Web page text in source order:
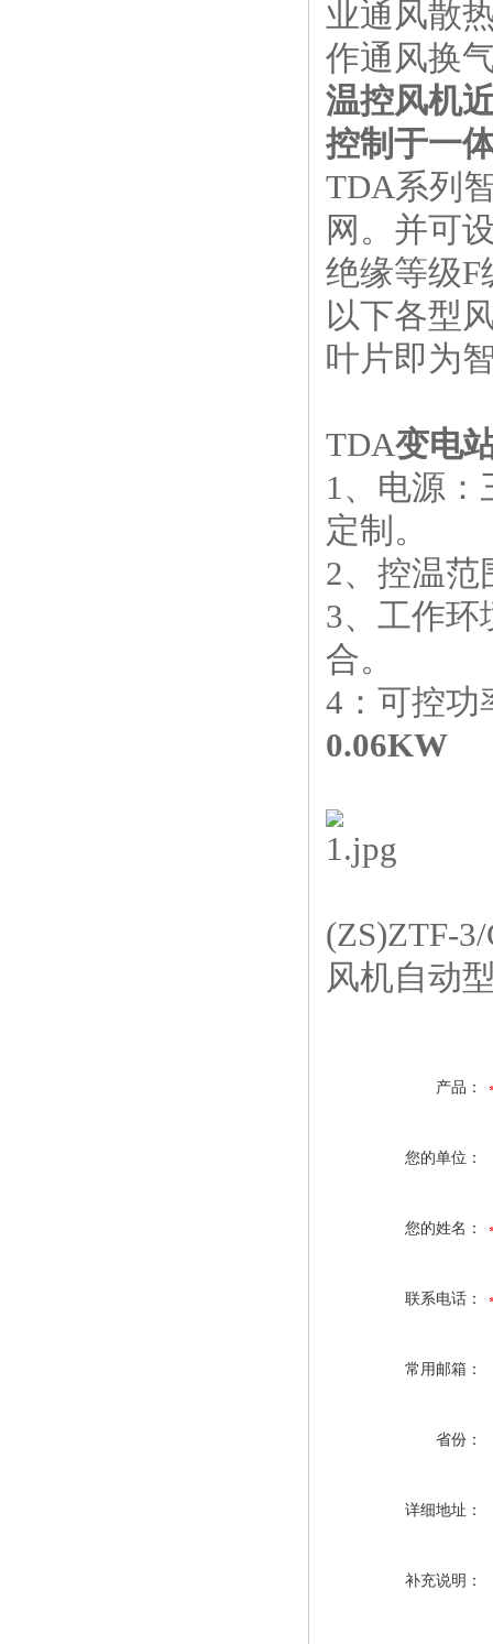
业通风散
作通风换
温控风机
控制于一
TDA系列
网。并可
绝缘等级F
以下各型
叶片即为
TDA变电
1、电源：
定制。
2、控温范
3、工作环
合。
4：可控功
0.06KW
(ZS)ZTF-
风机自动
产品：
您的单位：
您的姓名：
联系电话：
常用邮箱：
省份：
详细地址：
补充说明：